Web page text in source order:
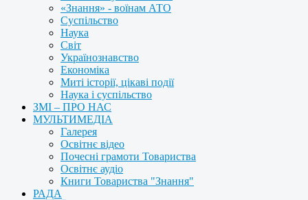
«Знання» - воїнам АТО
Суспільство
Наука
Світ
Українознавство
Економіка
Миті історії, цікаві події
Наука і суспільство
ЗМІ – ПРО НАС
МУЛЬТИМЕДІА
Галерея
Освітнє відео
Почесні грамоти Товариства
Освітнє аудіо
Книги Товариства "Знання"
РАДА